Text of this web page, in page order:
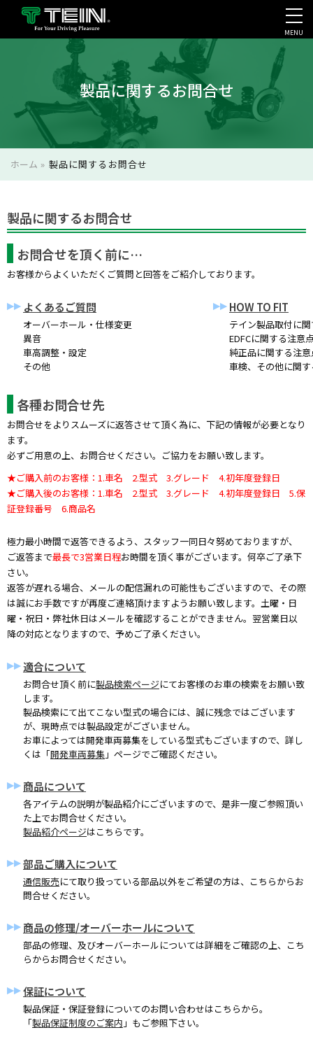
会社案内・採用・IR
MENU
製品に関するお問合せ
ホーム » 製品に関するお問合せ
製品に関するお問合せ
お問合せを頂く前に…
お客様からよくいただくご質問と回答をご紹介しております。
よくあるご質問
オーバーホール・仕様変更
異音
車高調整・設定
その他
HOW TO FIT
テイン製品取付に
EDFCに関する注意
純正品に関する注
車検、その他に関
各種お問合せ先
お問合せをよりスムーズに返答させて頂く為に、下記の情報が必要となり
ます。
必ずご用意の上、お問合せください。ご協力をお願い致します。
★ご購入前のお客様：1.車名 2.型式 3.グレード 4.初年度登録日
★ご購入後のお客様：1.車名 2.型式 3.グレード 4.初年度登録日 5.保
証登録番号 6.商品名
極力最小時間で返答できるよう、スタッフ一同日々努めておりますが、
ご返答まで最長で3営業日程お時間を頂く事がございます。何卒ご了承下
さい。
返答が遅れる場合、メールの配信漏れの可能性もございますので、その際
は誠にお手数ですが再度ご連絡頂けますようお願い致します。土曜・日
曜・祝日・弊社休日はメールを確認することができません。翌営業日以
降の対応となりますので、予めご了承ください。
適合について
お問合せ頂く前に製品検索ページにてお客様のお車の検索をお願い致
します。
製品検索にて出てこない型式の場合には、誠に残念ではございます
が、現時点では製品設定がございません。
お車によっては開発車両募集をしている型式もございますので、詳し
くは「開発車両募集 」ページでご確認ください。
商品について
各アイテムの説明が製品紹介にございますので、是非一度ご参照頂い
た上でお問合せください。
製品紹介ページはこちらです。
部品ご購入について
通信販売にて取り扱っている部品以外をご希望の方は、こちらからお
問合せください。
商品の修理/オーバーホールについて
部品の修理、及びオーバーホールについては詳細をご確認の上、こち
らからお問合せください。
保証について
製品保証・保証登録についてのお問い合わせはこちらから。
「製品保証制度のご案内 」もご参照下さい。